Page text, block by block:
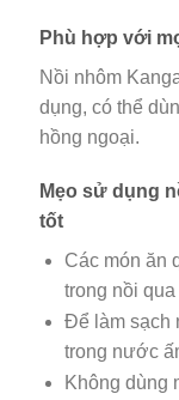
Phù hợp với
Nồi nhôm
dụng, có thể
hồng ngoại.
Mẹo sử dụng
tốt
Các món ăn
trong nồi qua
Để làm sạch
trong nước
Không dùng